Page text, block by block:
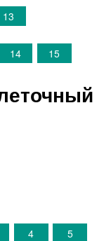
13
14 15
4
5